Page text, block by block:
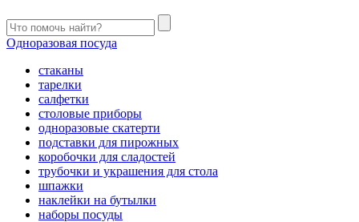
Одноразовая посуда
стаканы
тарелки
салфетки
столовые приборы
одноразовые скатерти
подставки для пирожных
коробочки для сладостей
трубочки и украшения для стола
шпажки
наклейки на бутылки
наборы посуды